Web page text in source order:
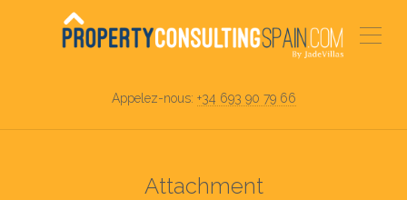
Appelez-nous: +34 693 90 79 66
Attachment